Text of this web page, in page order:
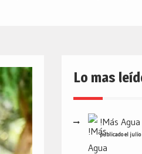
Lo mas
!Más
publicado el julio